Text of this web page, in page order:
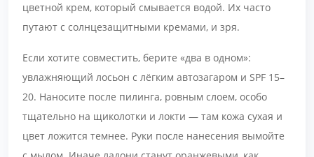
цветной крем, который смывается водой. Их часто
путают с солнцезащитными кремами, и зря.
Если хотите совместить, берите «два в одном»:
увлажняющий лосьон с лёгким автозагаром и SPF 15–
20. Наносите после пилинга, ровным слоем, особо
тщательно на щиколотки и локти — там кожа сухая и
цвет ложится темнее. Руки после нанесения вымойте